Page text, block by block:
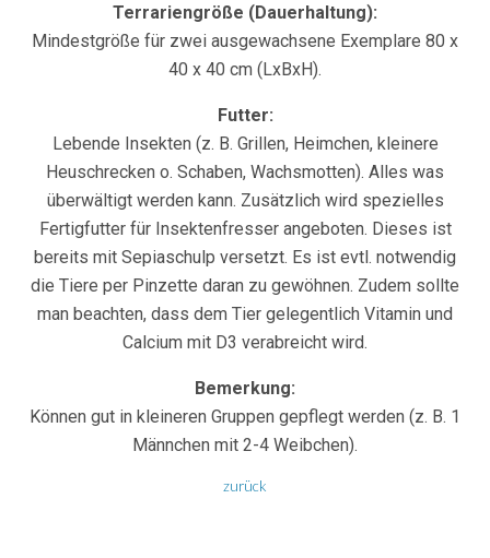
Terrariengröße (Dauerhaltung):
Mindestgröße für zwei ausgewachsene Exemplare 80 x
40 x 40 cm (LxBxH).
Futter:
Lebende Insekten (z. B. Grillen, Heimchen, kleinere
Heuschrecken o. Schaben, Wachsmotten). Alles was
überwältigt werden kann. Zusätzlich wird spezielles
Fertigfutter für Insektenfresser angeboten. Dieses ist
bereits mit Sepiaschulp versetzt. Es ist evtl. notwendig
die Tiere per Pinzette daran zu gewöhnen. Zudem sollte
man beachten, dass dem Tier gelegentlich Vitamin und
Calcium mit D3 verabreicht wird.
Bemerkung:
Können gut in kleineren Gruppen gepflegt werden (z. B. 1
Männchen mit 2-4 Weibchen).
zurück